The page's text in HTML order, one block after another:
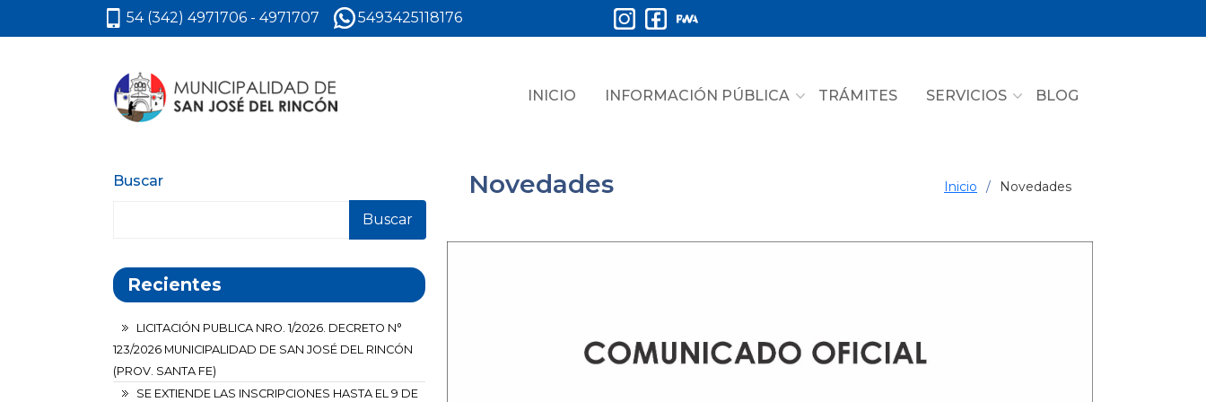
54 (342) 4971706 - 4971707 5493425118176
INICIO INFORMACIÓN PÚBLICA TRÁMITES SERVICIOS BLOG
Buscar
Buscar
Recientes
LICITACIÓN PUBLICA NRO. 1/2026. DECRETO N°
123/2026 MUNICIPALIDAD DE SAN JOSÉ DEL RINCÓN
(PROV. SANTA FE)
SE EXTIENDE LAS INSCRIPCIONES HASTA EL 9 DE
Novedades Inicio Novedades